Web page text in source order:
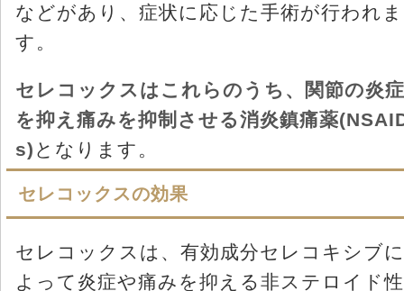
などがあり、症状に応じた手術が行われま
す。
セレコックスはこれらのうち、関節の炎症
を抑え痛みを抑制させる消炎鎮痛薬
s) となります。
セレコックスの効果
セレコックスは、有効成分セレコキシブに
よって炎症や痛みを抑える非ステロイド性